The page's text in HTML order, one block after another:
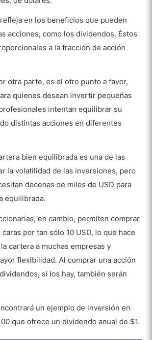
en los beneficios que pueden
acciones, como los dividendos. Éstos
a la fracción de acción
otra parte, es el otro punto a favor,
quienes desean invertir pequeñas
intentan equilibrar su
distintas acciones en diferentes
bien equilibrada es una de las
la volatilidad de las inversiones, pero
decenas de miles de USD para
equilibrada.
en cambio, permiten comprar
por tan sólo 10 USD, lo que hace
cartera a muchas empresas y
flexibilidad. Al comprar una acción
si los hay, también serán
un ejemplo de inversión en
que ofrece un dividendo anual de $1.